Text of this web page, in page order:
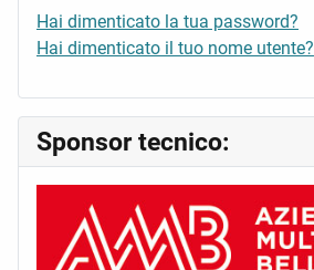
Hai dimenticato la tua password?
Hai dimenticato il tuo nome utente?
Sponsor tecnico: